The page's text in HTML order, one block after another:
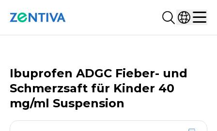
Suchen...
Land
Ibuprofen ADGC Fieber- und
Schmerzsaft für Kinder 40
mg/ml Suspension